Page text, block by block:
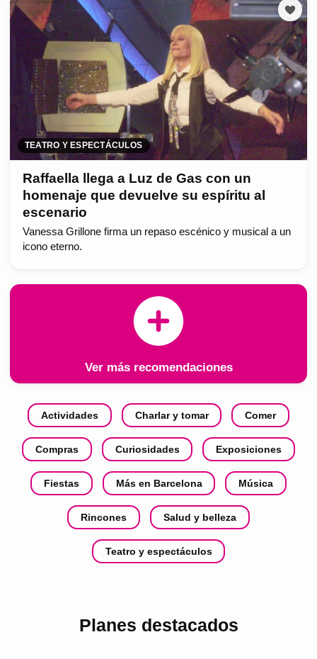
TEATRO Y ESPECTÁCULOS
Raffaella llega a Luz de Gas con un
homenaje que devuelve su espíritu al
escenario
Vanessa Grillone firma un repaso escénico y musical a un
icono eterno.
Ver más recomendaciones
Actividades Charlar y tomar Comer
Compras Curiosidades Exposiciones
Fiestas Más en Barcelona Música
Rincones Salud y belleza
Teatro y espectáculos
Planes destacados